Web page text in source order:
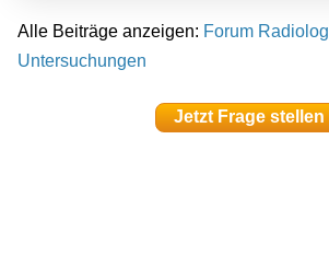
Alle Beiträge anzeigen: Forum
Untersuchungen
Jetzt Frage stellen